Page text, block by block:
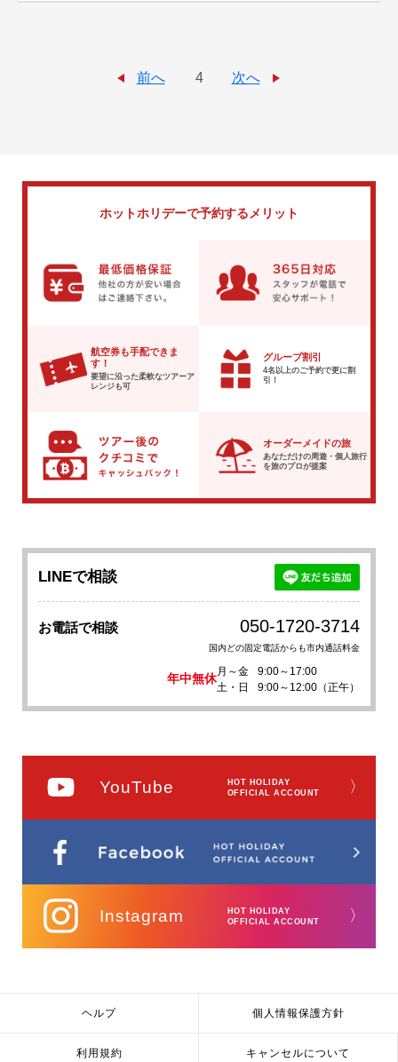
前へ 4 次へ
ホットホリデーで予約するメリット
航空券も手配できま
す！
要望に沿った柔軟なツアーア
レンジも可
グループ割引
4名以上のご予約で更に割
引！
オーダーメイドの旅
あなただけの周遊・個人旅行
を旅のプロが提案
LINEで相談
お電話で相談 050-1720-3714
国内どの固定電話からも市内通話料金
年中無休
月～金
9:00～17:00
土・日
9:00～12:00（正午）
YouTube
HOT HOLIDAY
OFFICIAL ACCOUNT
〉
Instagram
HOT HOLIDAY
OFFICIAL ACCOUNT
〉
ヘルプ 個人情報保護方針
利用規約 キャンセルについて